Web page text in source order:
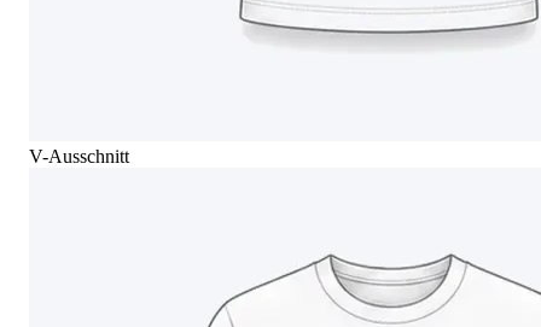
V-Ausschnitt